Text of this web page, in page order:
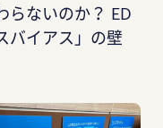
らないのか？ ED
バイアス」の壁